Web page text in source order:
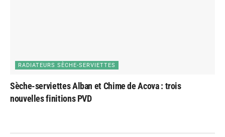
RADIATEURS SÈCHE-SERVIETTES
Sèche-serviettes Alban et Chime de Acova : trois
nouvelles finitions PVD